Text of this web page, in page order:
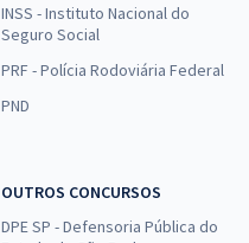
INSS - Instituto Nacional do
Seguro Social
PRF - Polícia Rodoviária Federal
PND
OUTROS CONCURSOS
DPE SP - Defensoria Pública do